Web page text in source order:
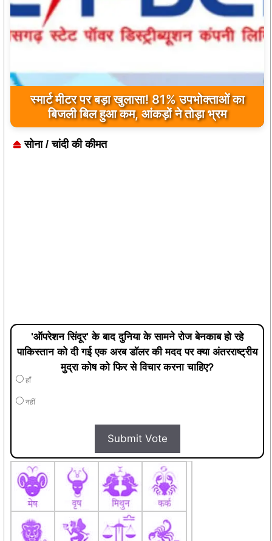
स्मार्ट मीटर पर बड़ा खुलासा! 81% उपभोक्ताओं का
बिजली बिल हुआ कम, आंकड़ों ने तोड़ा भ्रम
सोना / चांदी की कीमत
'ऑपरेशन सिंदूर' के बाद दुनिया के सामने रोज बेनकाब हो रहे
पाकिस्तान को दी गई एक अरब डॉलर की मदद पर क्या अंतरराष्ट्रीय
मुद्रा कोष को फिर से विचार करना चाहिए?
हाँ
नहीं
Submit Vote